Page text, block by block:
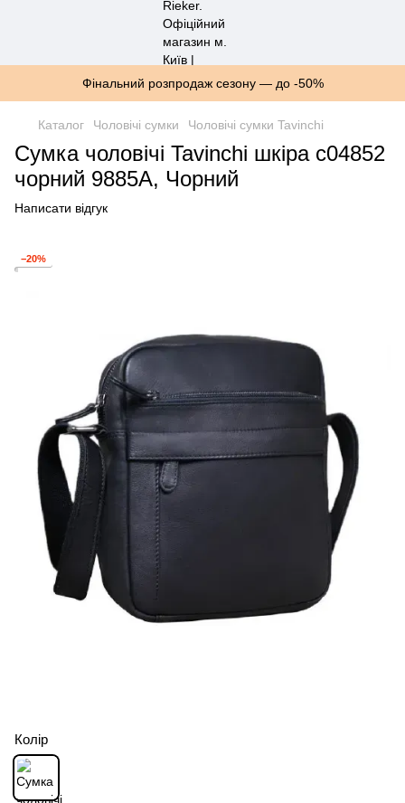
Фінальний розпродаж сезону — до -50%
Каталог Чоловічі сумки Чоловічі сумки Tavinchi
Сумка чоловічі Tavinchi шкіра c04852
чорний 9885A, Чорний
Написати відгук
−20%
Колір